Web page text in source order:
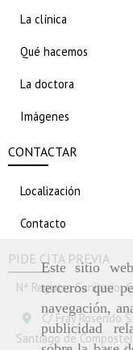
Este sitio
terceros que
navegación,
publicidad
La clínica
Qué hacemos
La doctora
Imágenes
CONTACTAR
Localización
Contacto
PIDE CITA PREVIA
Nª Registro Sanitario:
C/ Fray Rosendo
Santiago de